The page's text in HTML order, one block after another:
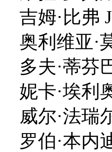
弗 Jim
·莫兰
芬巴奇
利奥特
瑞尔
内迪克